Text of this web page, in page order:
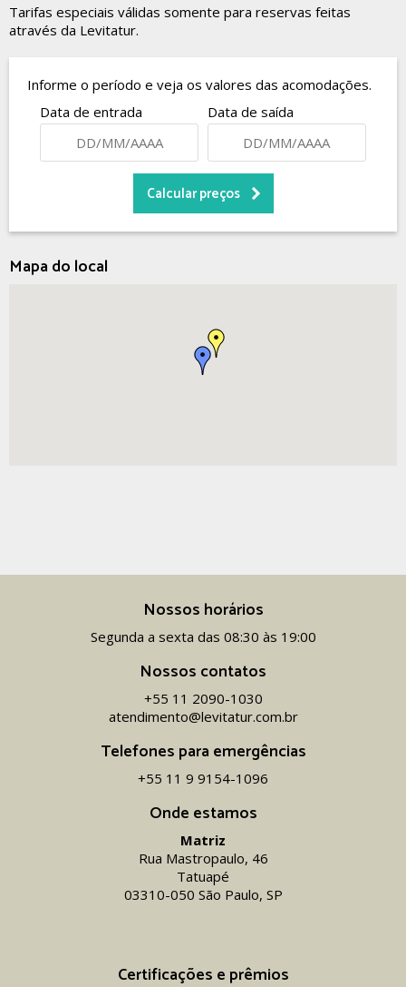
Tarifas especiais válidas somente para reservas feitas
através da Levitatur.
Informe o período e veja os valores das acomodações.
Data de entrada
Data de saída
Mapa do local
Onde estamos
Matriz
Rua Mastropaulo, 46
Tatuapé
03310-050 São Paulo, SP
Certificações e prêmios
Nossos horários
Segunda a sexta das 08:30 às 19:00
Nossos contatos
+55 11 2090-1030
atendimento@levitatur.com.br
Telefones para emergências
+55 11 9 9154-1096‬